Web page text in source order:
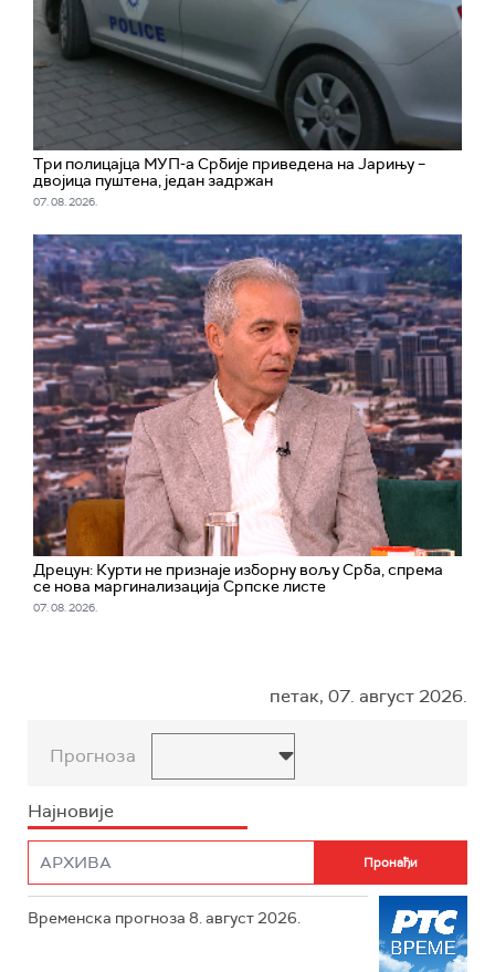
Три полицајца МУП-а Србије приведена на Јарињу –
двојица пуштена, један задржан
07. 08. 2026.
Дрецун: Курти не признаје изборну вољу Срба, спрема
се нова маргинализација Српске листе
07. 08. 2026.
петак, 07. август 2026.
Прогноза
Најновије
Временска прогноза 8. август 2026.